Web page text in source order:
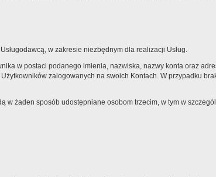
w zakresie niezbędnym dla realizacji Usług.
w postaci podanego imienia, nazwiska, nazwy konta oraz
zalogowanych na swoich Kontach. W przypadku
żaden sposób udostępniane osobom trzecim, w tym w